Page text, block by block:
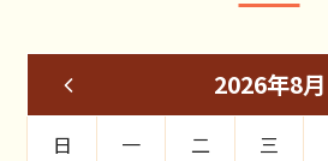
2026年8月
日 一 二 三